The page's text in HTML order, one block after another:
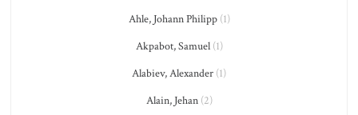
Ahle, Johann Philipp(1)
Akpabot, Samuel(1)
Alabiev, Alexander (1)
Alain, Jehan(2)